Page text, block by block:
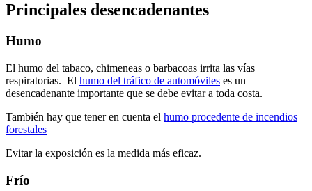
Principales desencadenantes
Humo
El humo del tabaco, chimeneas o barbacoas irrita las vías
respiratorias. El humo del tráfico de automóviles es un
desencadenante importante que se debe evitar a toda costa.
También hay que tener en cuenta el humo procedente de incendios
forestales
Evitar la exposición es la medida más eficaz.
Frío